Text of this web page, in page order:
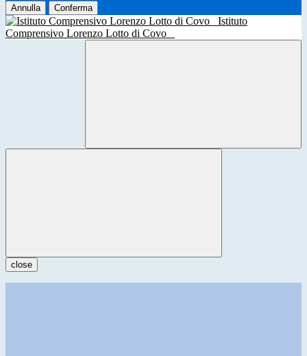
Annulla Conferma
Istituto
Comprensivo Lorenzo Lotto di Covo
close